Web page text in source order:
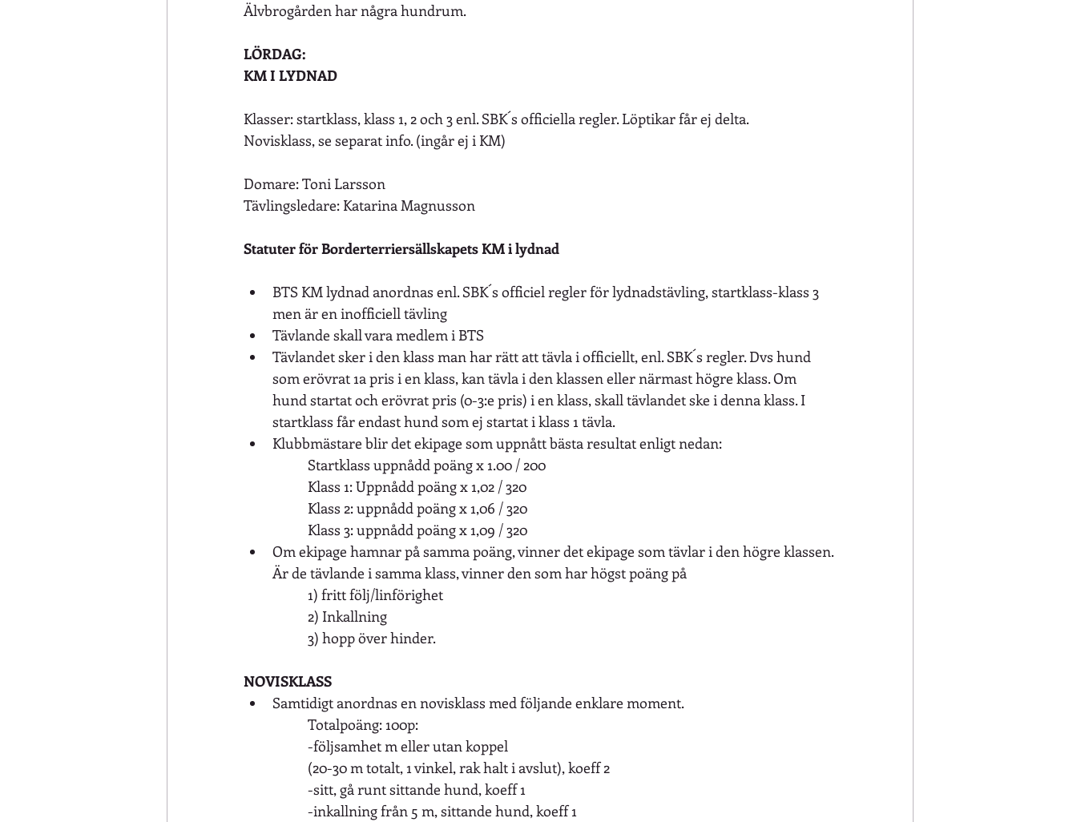
Älvbrogården har några hundrum.
LÖRDAG:
KM I LYDNAD
Klasser: startklass, klass 1, 2 och 3 enl. SBK´s officiella regler. Löptikar får ej delta.
Novisklass, se separat info. (ingår ej i KM)
Domare: Toni Larsson
Tävlingsledare: Katarina Magnusson
Statuter för Borderterriersällskapets KM i lydnad
BTS KM lydnad anordnas enl. SBK´s officiel regler för lydnadstävling, startklass-klass 3
men är en inofficiell tävling
Tävlande skall vara medlem i BTS
Tävlandet sker i den klass man har rätt att tävla i officiellt, enl. SBK´s regler. Dvs hund
som erövrat 1a pris i en klass, kan tävla i den klassen eller närmast högre klass. Om
hund startat och erövrat pris (0-3:e pris) i en klass, skall tävlandet ske i denna klass. I
startklass får endast hund som ej startat i klass 1 tävla.
Klubbmästare blir det ekipage som uppnått bästa resultat enligt nedan:
Startklass uppnådd poäng x 1.00 / 200
Klass 1: Uppnådd poäng x 1,02 / 320
Klass 2: uppnådd poäng x 1,06 / 320
Klass 3: uppnådd poäng x 1,09 / 320
Om ekipage hamnar på samma poäng, vinner det ekipage som tävlar i den högre klassen.
Är de tävlande i samma klass, vinner den som har högst poäng på
1) fritt följ/linförighet
2) Inkallning
3) hopp över hinder.
NOVISKLASS
Samtidigt anordnas en novisklass med följande enklare moment.
Totalpoäng: 100p:
-följsamhet m eller utan koppel
(20-30 m totalt, 1 vinkel, rak halt i avslut), koeff 2
-sitt, gå runt sittande hund, koeff 1
-inkallning från 5 m, sittande hund, koeff 1